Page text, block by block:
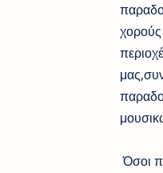
Όσοι